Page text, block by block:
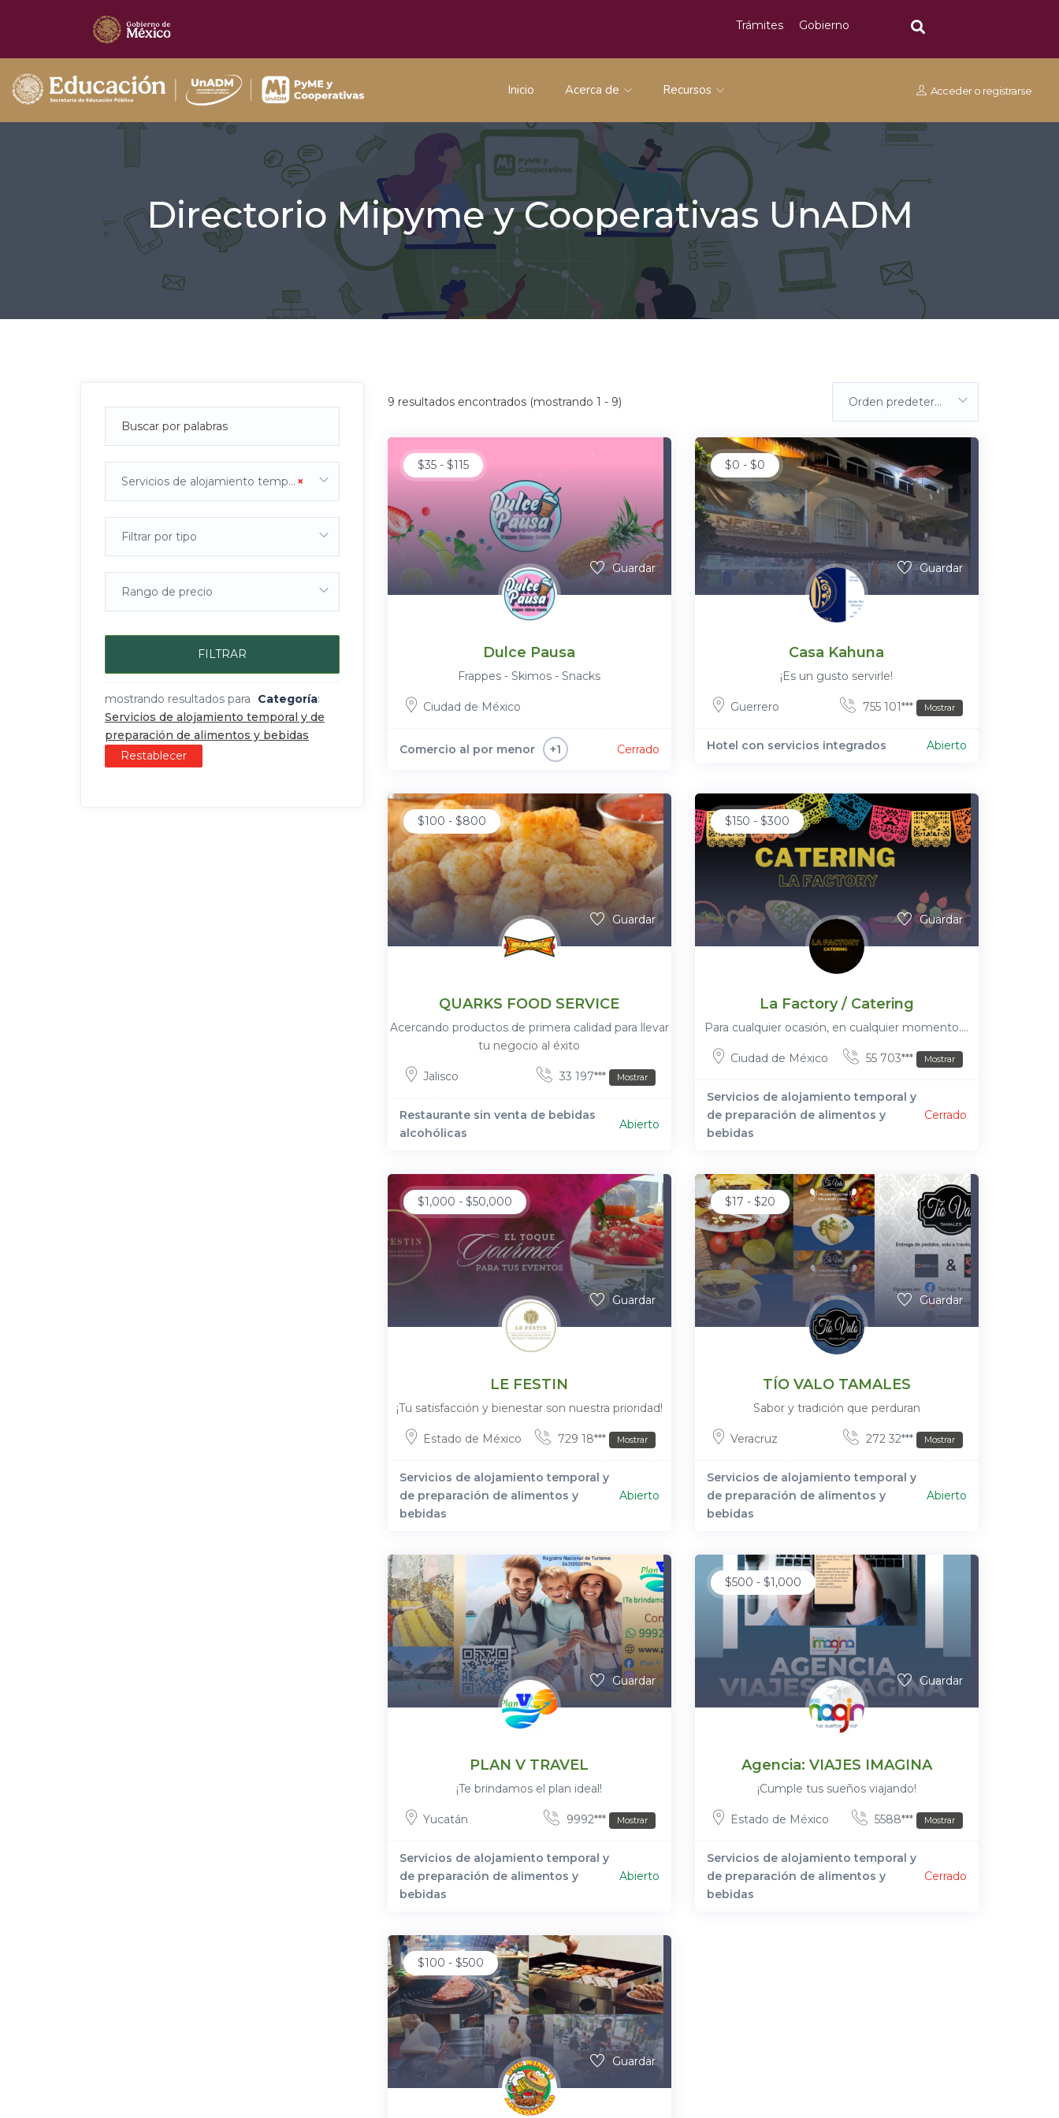
Trámites Gobierno
Inicio Acerca de Recursos Acceder o registrarse
Directorio Mipyme y Cooperativas UnADM
×
Servicios de alojamiento temporal y de preparación de alimentos y bebidas
Filtrar por tipo
Rango de precio
FILTRAR
mostrando resultados para Categoría:
Servicios de alojamiento temporal y de
preparación de alimentos y bebidas
Restablecer
9 resultados encontrados (mostrando 1 - 9) Orden predeterminada
$35- $115
Guardar
Dulce Pausa
Frappes - Skimos - Snacks
Ciudad de México
Comercio al por menor +1 Cerrado
$0 - $0
Guardar
Casa Kahuna
¡Es un gusto servirle!
Guerrero 755 101*** Mostrar
Hotel con servicios integrados Abierto
$100 - $800
Guardar
QUARKS FOOD SERVICE
Acercando productos de primera calidad para llevar
tu negocio al éxito
Jalisco 33 197*** Mostrar
Restaurante sin venta de bebidas
alcohólicas
Abierto
$150 - $300
Guardar
La Factory / Catering
Para cualquier ocasión, en cualquier momento....
Ciudad de México 55 703*** Mostrar
Servicios de alojamiento temporal y
de preparación de alimentos y
bebidas
Cerrado
$1,000 - $50,000
Guardar
LE FESTIN
¡Tu satisfacción y bienestar son nuestra prioridad!
Estado de México 729 18*** Mostrar
Servicios de alojamiento temporal y
de preparación de alimentos y
bebidas
Abierto
$17 - $20
Guardar
TÍO VALO TAMALES
Sabor y tradición que perduran
Veracruz 272 32*** Mostrar
Servicios de alojamiento temporal y
de preparación de alimentos y
bebidas
Abierto
Guardar
PLAN V TRAVEL
¡Te brindamos el plan ideal!
Yucatán 9992*** Mostrar
Servicios de alojamiento temporal y
de preparación de alimentos y
bebidas
Abierto
$500 - $1,000
Guardar
Agencia: VIAJES IMAGINA
¡Cumple tus sueños viajando!
Estado de México 5588*** Mostrar
Servicios de alojamiento temporal y
de preparación de alimentos y
bebidas
Cerrado
$100 - $500
Guardar